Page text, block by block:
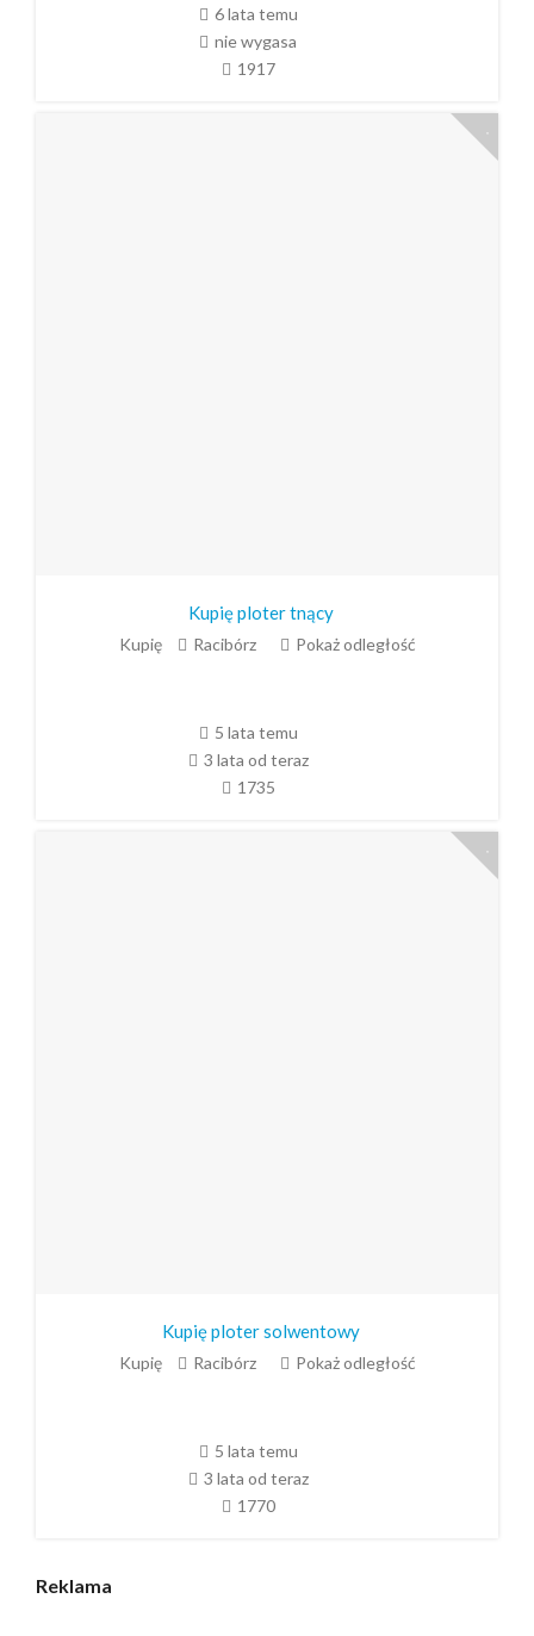
6 lata temu
nie wygasa
1917
Kupię ploter tnący
Kupię Racibórz Pokaż odległość
5 lata temu
3 lata od teraz
1735
Kupię ploter solwentowy
Kupię Racibórz Pokaż odległość
5 lata temu
3 lata od teraz
1770
Reklama